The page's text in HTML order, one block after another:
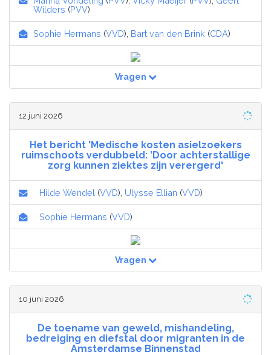
Wilders (PVV)
Sophie Hermans (VVD), Bart van den Brink (CDA)
Vragen
12 juni 2026
Het bericht 'Medische kosten asielzoekers
ruimschoots verdubbeld: ’Door achterstallige
zorg kunnen ziektes zijn verergerd'
Hilde Wendel (VVD), Ulysse Ellian (VVD)
Sophie Hermans (VVD)
Vragen
10 juni 2026
De toename van geweld, mishandeling,
bedreiging en diefstal door migranten in de
Amsterdamse Binnenstad